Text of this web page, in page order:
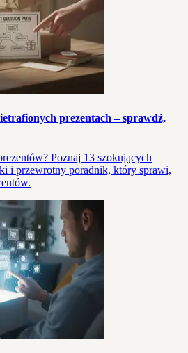
prezentach – sprawdź,
Poznaj 13 szokujących
i przewrotny poradnik, który sprawi,